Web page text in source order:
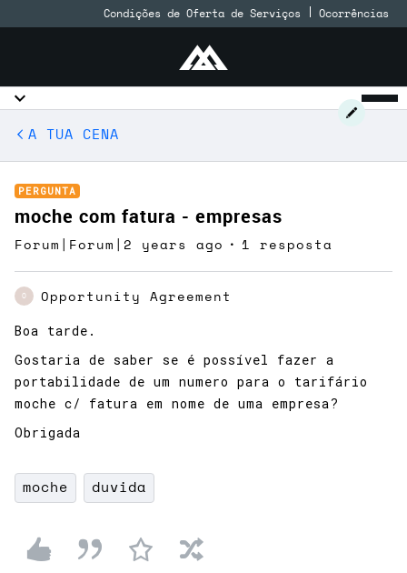
Condições de Oferta de Serviços Ocorrências
A TUA CENA
PERGUNTA
moche com fatura - empresas
Forum|Forum|2 years ago 1 resposta
O Opportunity Agreement
Boa tarde.
Gostaria de saber se é possível fazer a
portabilidade de um numero para o tarifário
moche c/ fatura em nome de uma empresa?
Obrigada
moche duvida